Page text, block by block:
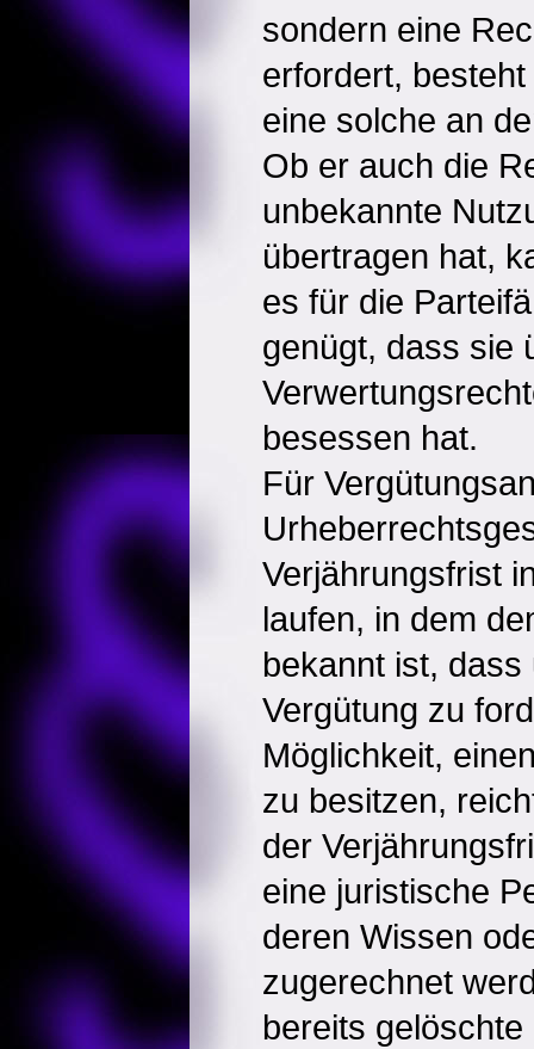
sondern eine
erfordert,
eine solche an
Ob er auch die
unbekannte
übertragen hat,
es für die
genügt, dass sie
besessen hat.
Für
Verjährungsfrist
laufen, in dem
bekannt ist,
Vergütung zu
Möglichkeit,
zu besitzen,
der
eine juristische
deren Wissen
zugerechnet
bereits